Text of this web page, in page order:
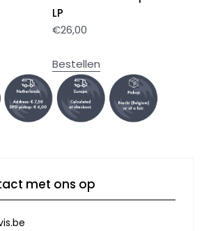
LP
€26,00
Bestellen
met ons op